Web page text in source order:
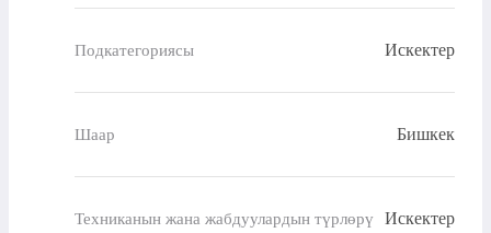
Подкатегориясы Искектер
Шаар Бишкек
Техниканын жана жабдуулардын түрлөрү Искектер